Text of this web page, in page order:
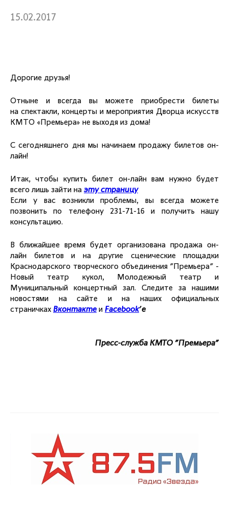
15.02.2017
Дорогие друзья!
Отныне и всегда вы можете приобрести билеты
на спектакли, концерты и мероприятия Дворца искусств
КМТО «Премьера» не выходя из дома!
С сегодняшнего дня мы начинаем продажу билетов он-
лайн!
Итак, чтобы купить билет он-лайн вам нужно будет
всего лишь зайти на эту страницу
Если у вас возникли проблемы, вы всегда можете
позвонить по телефону 231-71-16 и получить нашу
консультацию.
В ближайшее время будет организована продажа он-
лайн билетов и на другие сценические площадки
Краснодарского творческого объединения "Премьера" -
Новый театр кукол, Молодежный театр и
Муниципальный концертный зал. Следите за нашими
новостями на сайте и на наших официальных
страничках Вконтакте и Facebook'е
Пресс-служба КМТО "Премьера"